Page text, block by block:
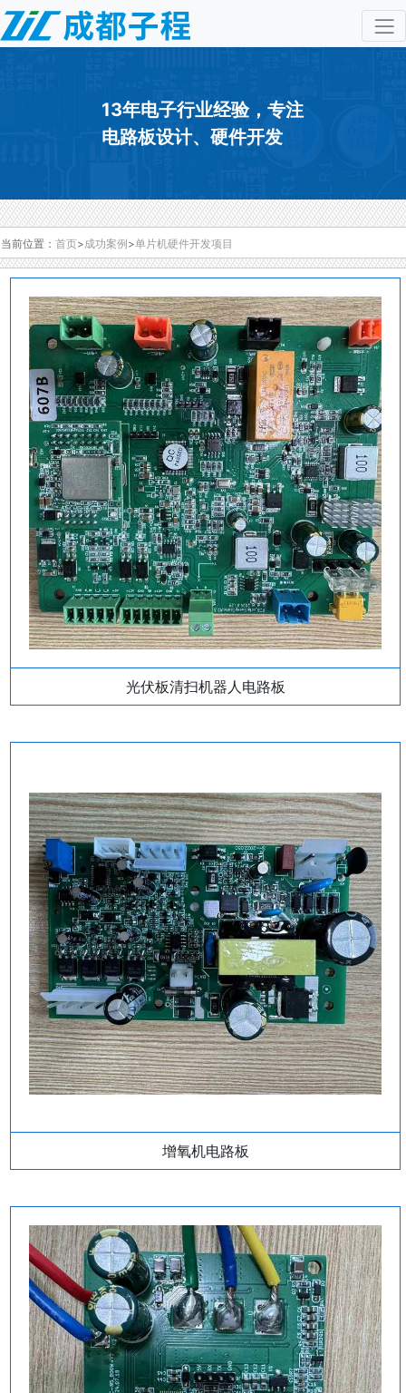
13年电子行业经验，专注
电路板设计、硬件开发
当前位置： 首页>成功案例>单片机硬件开发项目
光伏板清扫机器人电路板
增氧机电路板